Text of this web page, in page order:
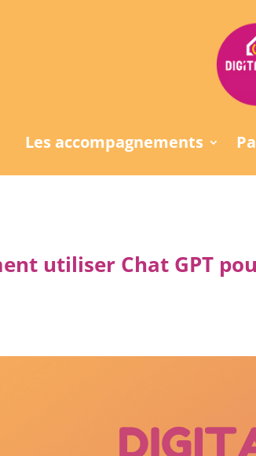
Les accompagnements
utiliser Chat GPT